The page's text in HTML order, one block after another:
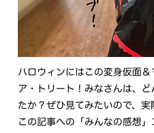
ハロウィンにはこの変身仮面
ア・トリート！みなさんは、
たか？ぜひ見てみたいので、実
この記事への「みんなの感想